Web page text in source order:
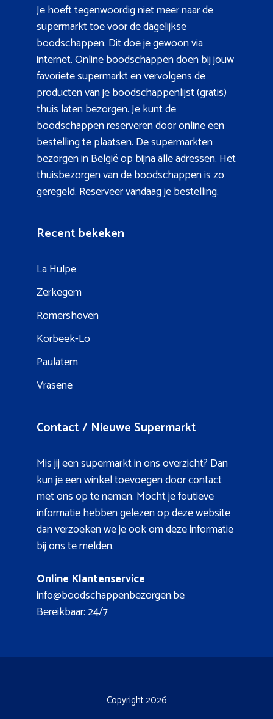
Je hoeft tegenwoordig niet meer naar de
supermarkt toe voor de dagelijkse
boodschappen. Dit doe je gewoon via
internet. Online boodschappen doen bij jouw
favoriete supermarkt en vervolgens de
producten van je boodschappenlijst (gratis)
thuis laten bezorgen. Je kunt de
boodschappen reserveren door online een
bestelling te plaatsen. De supermarkten
bezorgen in België op bijna alle adressen. Het
thuisbezorgen van de boodschappen is zo
geregeld. Reserveer vandaag je bestelling.
Recent bekeken
La Hulpe
Zerkegem
Romershoven
Korbeek-Lo
Paulatem
Vrasene
Contact / Nieuwe Supermarkt
Mis jij een supermarkt in ons overzicht? Dan
kun je een winkel toevoegen door contact
met ons op te nemen. Mocht je foutieve
informatie hebben gelezen op deze website
dan verzoeken we je ook om deze informatie
bij ons te melden.
Online Klantenservice
info@boodschappenbezorgen.be
Bereikbaar: 24/7
Copyright 2026